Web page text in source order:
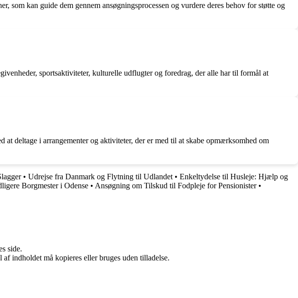
som kan guide dem gennem ansøgningsprocessen og vurdere deres behov for støtte og
sportsaktiviteter, kulturelle udflugter og foredrag, der alle har til formål at
deltage i arrangementer og aktiviteter, der er med til at skabe opmærksomhed om
• Udrejse fra Danmark og Flytning til Udlandet • Enkeltydelse til Husleje: Hjælp og
Borgmester i Odense • Ansøgning om Tilskud til Fodpleje for Pensionister•
side.
indholdet må kopieres eller bruges uden tilladelse.